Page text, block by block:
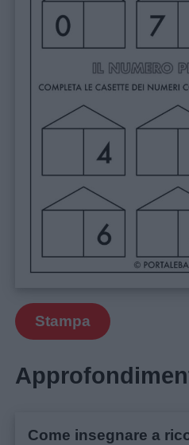
Buonanotte
Auguri
Barzellette
Educazione
positiva
Stampa
Come insegnare a